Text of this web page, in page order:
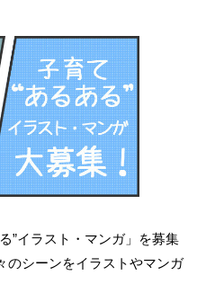
”イラスト・マンガ」を募集
のシーンをイラストやマンガ